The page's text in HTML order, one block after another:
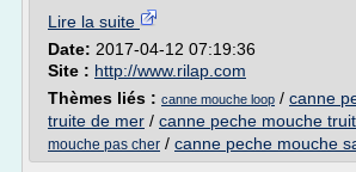
Lire la suite
Date: 2017-04-12 07:19:36
Site : http://www.rilap.com
Thèmes liés : canne mouche loop / canne
truite de mer / canne peche mouche
mouche pas cher / canne peche mouche